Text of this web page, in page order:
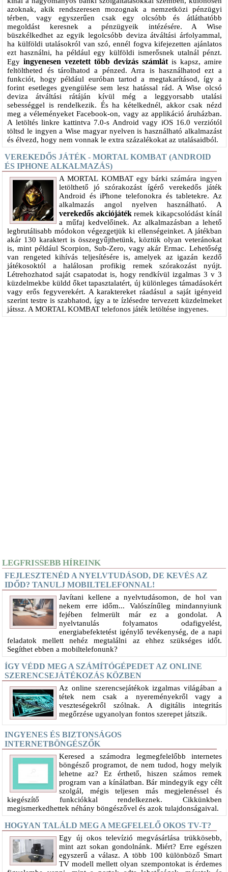
azoknak, akik rendszeresen mozognak a nemzetközi pénzügyi
térben, vagy egyszerűen csak egy olcsóbb és átláthatóbb
megoldást keresnek a pénzügyeik intézésére. A Wise
büszkélkedhet az egyik legolcsóbb deviza átváltási árfolyammal,
ha külföldi utalásokról van szó, ennél fogva kifejezetten ajánlatos
ezt használni, ha például egy külföldi ismerősnek utalnál pénzt.
Egyingyenesen vezetett több devizás számlátis kapsz, amire
feltöltheted és tárolhatod a pénzed. Arra is használhatod ezt a
funkciót, hogy például euróban tartod a megtakarításod, így a
forint esetleges gyengülése sem lesz hatással rád. A Wise olcsó
deviza átváltási rátáján kívül még a leggyorsabb utalási
sebességgel is rendelkezik. És ha kételkednél, akkor csak nézd
meg a véleményeket Facebook-on, vagy az applikáció áruházban.
A letöltés linkre kattintva 7.0-s Android vagy iOS 16.0 verziótól
töltsd le ingyen a Wise magyar nyelven is használható alkalmazást
és élvezd, hogy nem vonnak le extra százalékokat az utalásaidból.
VEREKEDŐS JÁTÉK - MORTAL KOMBAT (ANDROID
ÉS IPHONE ALKALMAZÁS)
A MORTAL KOMBAT egy bárki számára ingyen
letölthető jó szórakozást ígérő verekedős játék
Android és iPhone telefonokra és tabletekre. Az
alkalmazás angol nyelven használható. A
verekedős akciójátékremek kikapcsolódást kínál
a műfaj kedvelőinek. Az alkalmazásban a lehető
legbrutálisabb módokon végezgetjük ki ellenségeinket. A játékban
akár 130 karaktert is összegyűjthetünk, köztük olyan veteránokat
is, mint például Scorpion, Sub-Zero, vagy akár Ermac. Lehetőség
van rengeted kihívás teljesítésére is, amelyek az igazán kezdő
játékosoktól a halálosan profikig remek szórakozást nyújt.
Létrehozhatod saját csapatodat is, hogy rendkívül izgalmas 3 v 3
küzdelmekbe küldd őket tapasztalatért, új különleges támadásokért
vagy erős fegyverekért. A karaktereket ráadásul a saját igényeid
szerint testre is szabhatod, így a te ízlésedre tervezett küzdelmeket
játssz. A MORTAL KOMBAT telefonos játék letöltése ingyenes.
LEGFRISSEBB HÍREINK
FEJLESZTENÉD A NYELVTUDÁSOD, DE KEVÉS AZ
IDŐD? TANULJ MOBILTELEFONNAL!
Javítani kellene a nyelvtudásomon, de hol van
nekem erre időm... Valószínűleg mindannyiunk
fejében felmerült már ez a gondolat. A
nyelvtanulás folyamatos odafigyelést,
energiabefektetést igénylő tevékenység, de a napi
feladatok mellett nehéz megtalálni az ehhez szükséges időt.
Segíthet ebben a mobiltelefonunk?
ÍGY VÉDD MEG A SZÁMÍTÓGÉPEDET AZ ONLINE
SZERENCSEJÁTÉKOZÁS KÖZBEN
Az online szerencsejátékok izgalmas világában a
tétek nem csak a nyereményekről vagy a
veszteségekről szólnak. A digitális integritás
megőrzése ugyanolyan fontos szerepet játszik.
INGYENES ÉS BIZTONSÁGOS
INTERNETBÖNGÉSZŐK
Keresed a számodra legmegfelelőbb internetes
böngésző programot, de nem tudod, hogy melyik
lehetne az? Ez érthető, hiszen számos remek
program van a kínálatban. Bár mindegyik egy célt
szolgál, mégis teljesen más megjelenéssel és
kiegészítő funkciókkal rendelkeznek. Cikkünkben
megismerkedhettek néhány böngészővel és azok tulajdonságaival.
HOGYAN TALÁLD MEG A MEGFELELŐ OKOS TV-T?
Egy új okos televízió megvásárlása trükkösebb,
mint azt sokan gondolnánk. Miért? Erre egészen
egyszerű a válasz. A több 100 különböző Smart
TV modell mellett olyan szempontokat is érdemes